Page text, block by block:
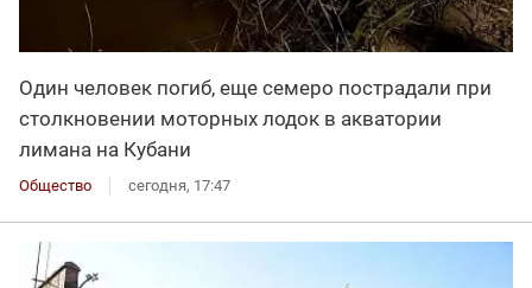
Один человек погиб, еще семеро пострадали при
столкновении моторных лодок в акватории
лимана на Кубани
Общество сегодня, 17:47